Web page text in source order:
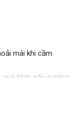
mái khi cầm.
trình nấu nướng.